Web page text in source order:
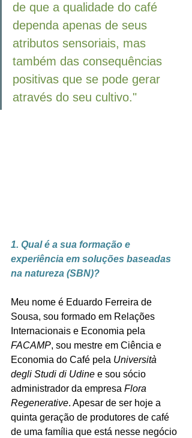
de que a qualidade do café
dependa apenas de seus
atributos sensoriais, mas
também das consequências
positivas que se pode gerar
1. Qual é a sua formação e
experiência em soluções baseadas
na natureza (SBN)?
Meu nome é Eduardo Ferreira de
Sousa, sou formado em Relações
Internacionais e Economia pela
FACAMP, sou mestre em Ciência e
Economia do Café pela Università
degli Studi di Udine e sou sócio
administrador da empresa Flora
Regenerative. Apesar de ser hoje a
quinta geração de produtores de café
de uma família que está nesse negócio